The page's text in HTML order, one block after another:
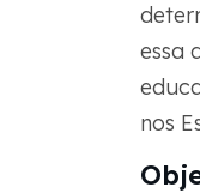
essa
nos